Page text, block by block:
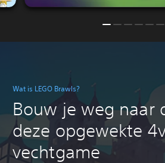
Wat is LEGO Brawls?
Bouw je weg naar
deze opgewekte
vechtgame